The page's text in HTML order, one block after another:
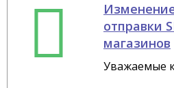
отправки
магазинов
Уважаемые